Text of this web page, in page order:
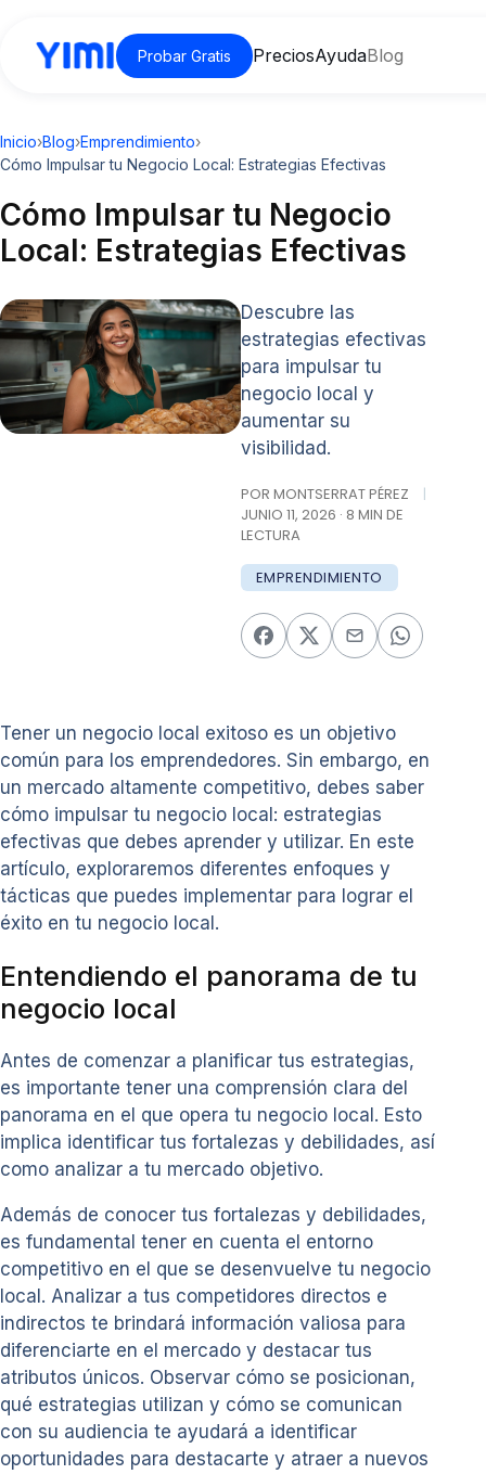
Probar Gratis PreciosAyudaBlog
Inicio›Blog›Emprendimiento›
Cómo Impulsar tu Negocio Local: Estrategias Efectivas
Cómo Impulsar tu Negocio
Local: Estrategias Efectivas
Descubre las
estrategias efectivas
para impulsar tu
negocio local y
aumentar su
visibilidad.
POR MONTSERRAT PÉREZ
|
JUNIO 11, 2026 · 8 MIN DE
LECTURA
EMPRENDIMIENTO
Tener un negocio local exitoso es un objetivo
común para los emprendedores. Sin embargo, en
un mercado altamente competitivo, debes saber
cómo impulsar tu negocio local: estrategias
efectivas que debes aprender y utilizar. En este
artículo, exploraremos diferentes enfoques y
tácticas que puedes implementar para lograr el
éxito en tu negocio local.
Entendiendo el panorama de tu
negocio local
Antes de comenzar a planificar tus estrategias,
es importante tener una comprensión clara del
panorama en el que opera tu negocio local. Esto
implica identificar tus fortalezas y debilidades, así
como analizar a tu mercado objetivo.
Además de conocer tus fortalezas y debilidades,
es fundamental tener en cuenta el entorno
competitivo en el que se desenvuelve tu negocio
local. Analizar a tus competidores directos e
indirectos te brindará información valiosa para
diferenciarte en el mercado y destacar tus
atributos únicos. Observar cómo se posicionan,
qué estrategias utilizan y cómo se comunican
con su audiencia te ayudará a identificar
oportunidades para destacarte y atraer a nuevos